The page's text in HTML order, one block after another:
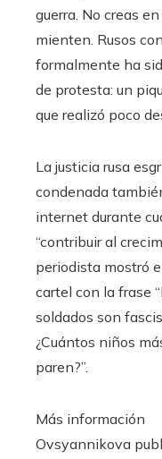
guerra. No creas
mienten. Rusos
formalmente ha
de protesta: un
que realizó poco
La justicia rusa
condenada
internet durante
“contribuir al
periodista mostró
cartel con la frase
soldados son
¿Cuántos niños
paren?”.
Más información
Ovsyannikova